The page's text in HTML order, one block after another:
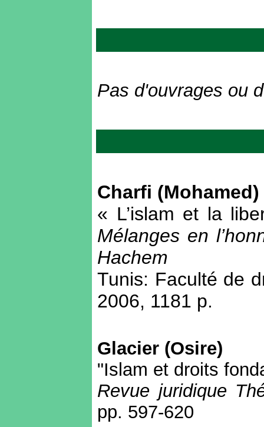
Pas d'ouvrages ou
Charfi (Mohamed)
« L’islam et la
Mélanges en
Hachem
Tunis: Faculté de
2006, 1181 p.
Glacier (Osire)
"Islam et droits
Revue juridique
pp. 597-620